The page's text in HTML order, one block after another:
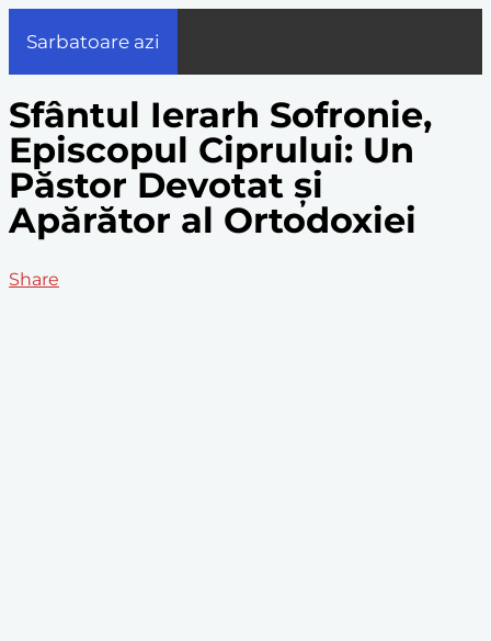
Sarbatoare azi
Sfântul Ierarh Sofronie,
Episcopul Ciprului: Un
Păstor Devotat și
Apărător al Ortodoxiei
Share